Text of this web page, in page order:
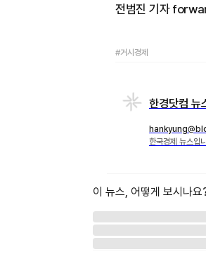
전범진 기자
#거시경제
한경닷컴 뉴
한국경제 뉴스입
이 뉴스, 어떻게 보시나요